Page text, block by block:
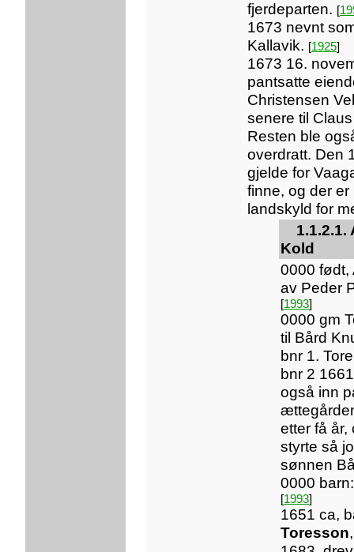
fjerdeparten. [
1673 nevnt
Kallavik. [1925]
1673 16.
pantsatte
Christensen
senere til
Resten ble
overdratt. Den
gjelde for
finne, og der er
landskyld for
1.1.2.1.
Kold
0000 født,
av Peder
[1993]
0000 gm
til Bård
bnr 1.
bnr 2
også inn
etter få år,
styrte så
sønnen
0000
[1993]
1651 ca,
Toresson